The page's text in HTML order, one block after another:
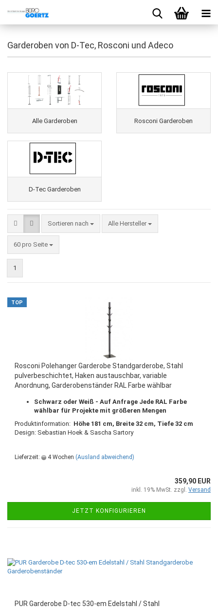
Garderoben von D-Tec, Rosconi und Adeco
Alle Garderoben Rosconi Garderoben
D-Tec Garderoben
Sortieren nach Alle Hersteller
60 pro Seite
1
TOP
Rosconi Polehanger Garderobe Standgarderobe, Stahl
pulverbeschichtet, Haken austauschbar, variable
Anordnung, Garderobenständer RAL Farbe wählbar
Schwarz oder Weiß - Auf Anfrage Jede RAL Farbe
wählbar für Projekte mit größeren Mengen
Produktinformation: Höhe 181 cm, Breite 32 cm, Tiefe 32 cm
Design: Sebastian Hoek & Sascha Sartory
Lieferzeit: 4 Wochen (Ausland abweichend)
359,90 EUR
inkl. 19% MwSt. zzgl. Versand
JETZT KONFIGURIEREN
PUR Garderobe D-tec 530-em Edelstahl / Stahl